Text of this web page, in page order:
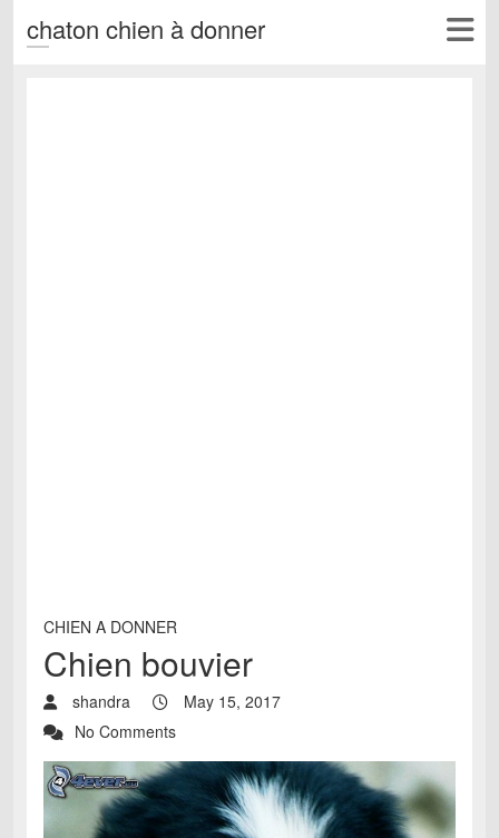
chaton chien à donner
CHIEN A DONNER
Chien bouvier
shandra
May 15, 2017
No Comments